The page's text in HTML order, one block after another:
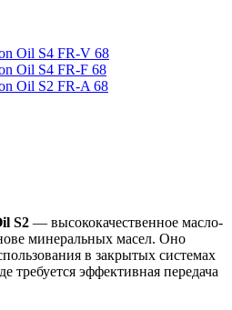
Oil S4 FR-V 68
Oil S4 FR-F 68
Oil S2 FR-A 68
S2 — высококачественное масло-
минеральных масел. Оно
в закрытых системах
требуется эффективная передача